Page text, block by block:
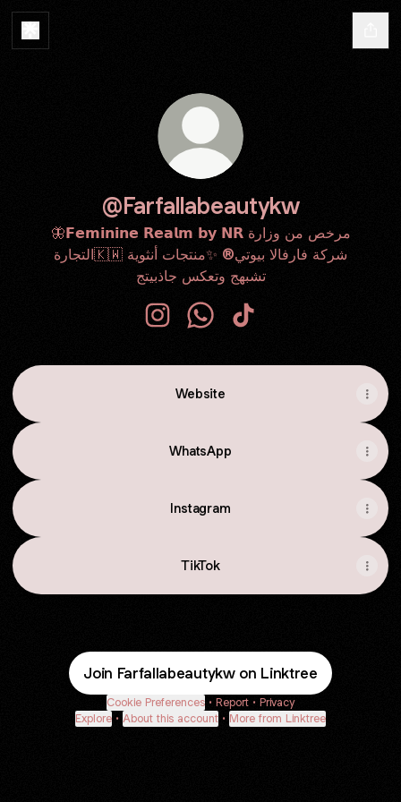
@Farfallabeautykw
🦋𝗙𝗲𝗺𝗶𝗻𝗶𝗻𝗲 𝗥𝗲𝗮𝗹𝗺 𝗯𝘆 𝗡𝗥 مرخص من وزارة
التجارة🇰🇼 شركة فارفالا بيوتي®️ ✨منتجات أنثوية
تشبهج وتعكس جاذبيتج
Website
WhatsApp
Instagram
TikTok
Join Farfallabeautykw on Linktree
Cookie Preferences • Report • Privacy
Explore • About this account • More from Linktree